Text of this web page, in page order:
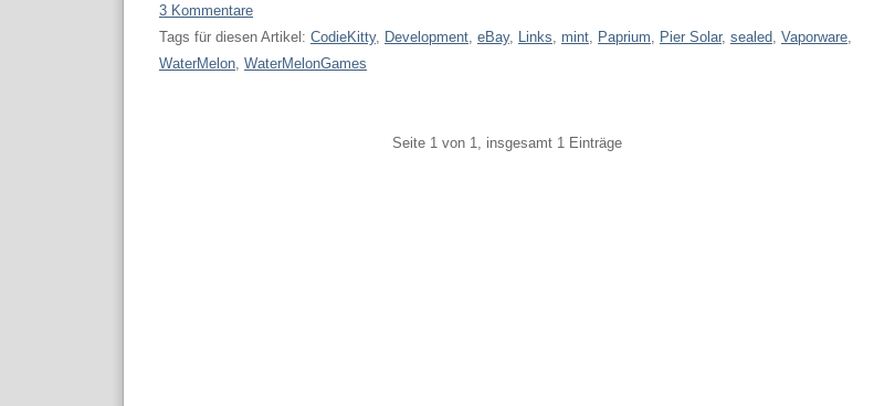
3 Kommentare
Tags für diesen Artikel: CodieKitty, Development, eBay, Links, mint, Paprium, Pier Solar, sealed, Vaporware,
WaterMelon, WaterMelonGames
Seite 1 von 1, insgesamt 1 Einträge